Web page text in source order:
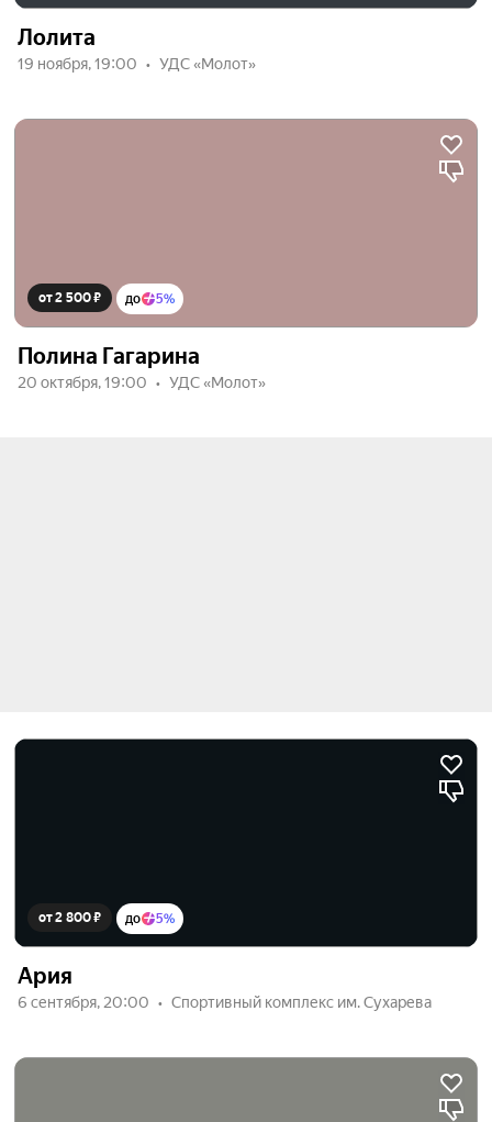
Лолита
19 ноября, 19:00 УДС «Молот»
от 2 500 ₽ до 5%
Полина Гагарина
20 октября, 19:00 УДС «Молот»
от 2 800 ₽ до 5%
Ария
6 сентября, 20:00 Спортивный комплекс им. Сухарева